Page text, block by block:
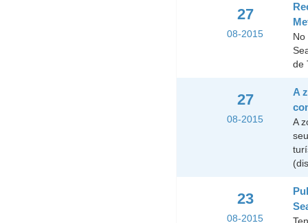
27
08-2015
No
de
27
08-2015
A
A
23
08-2015